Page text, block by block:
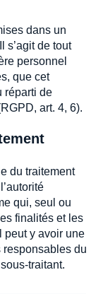
dans un
s’agit de tout
personnel
que cet
réparti de
art. 4, 6).
du traitement
qui, seul ou
finalités et les
peut y avoir une
du
traitant.